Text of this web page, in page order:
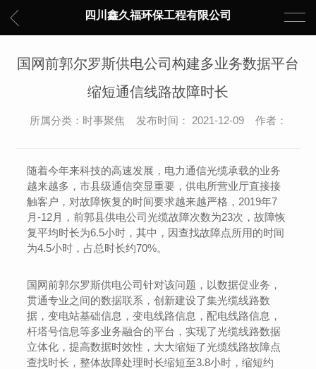
四川鑫久福环保工程有限公司
国网前郭尔罗斯供电公司构建多业务数据平台
缩短通信线路故障时长
所属分类：时事聚焦 发布时间： 2021-12-09 作者：
随着今年来科技的高速发展，电力通信光缆承载的业务
越来越多，市县级通信突显重要，供电所营业厅直接接
触客户，对故障恢复的时间要求越来越严格，2019年7
月-12月，前郭县供电公司光缆故障次数为23次，故障恢
复平均时长为6.5小时，其中，因查找故障点所用的时间
为4.5小时，占总时长约70%。
国网前郭尔罗斯供电公司针对该问题，以数据促业务，
贯通专业之间的数据联系，创新建设了集光缆线路数
据，变电站基础信息，变电线路信息，配电线路信息，
杆塔号信息等多业务融合的平台，实现了光缆线路数据
立体化，提高数据时效性，大大缩短了光缆线路故障点
查找时长，整体故障处理时长缩短至3.8小时，缩短约